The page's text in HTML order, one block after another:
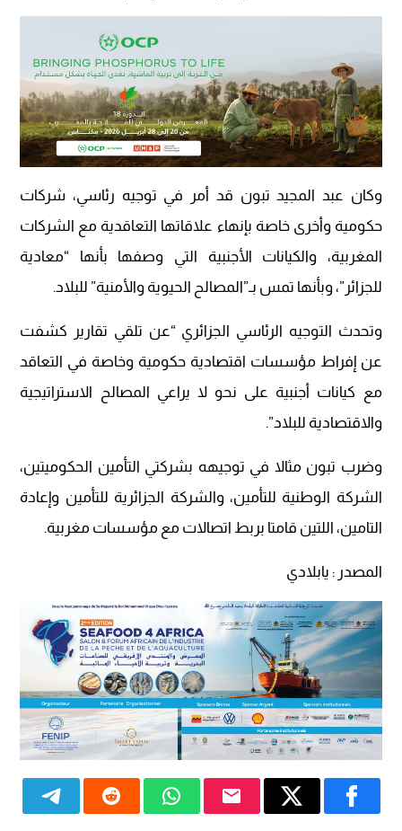
وكان عبد المجيد تبون قد أمر في توجيه رئاسي، شركات
حكومية وأخرى خاصة بإنهاء علاقاتها التعاقدية مع الشركات
المغربية، والكيانات الأجنبية التي وصفها بأنها “معادية
للجزائر”، وبأنها تمس بـ”المصالح الحيوية والأمنية” للبلاد.
وتحدث التوجيه الرئاسي الجزائري “عن تلقي تقارير كشفت
عن إفراط مؤسسات اقتصادية حكومية وخاصة في التعاقد
مع كيانات أجنبية على نحو لا يراعي المصالح الاستراتيجية
والاقتصادية للبلاد”.
وضرب تبون مثالا في توجيهه بشركتي التأمين الحكوميتين،
الشركة الوطنية للتأمين، والشركة الجزائرية للتأمين وإعادة
التامين، اللتين قامتا بربط اتصالات مع مؤسسات مغربية.
المصدر : يابلادي